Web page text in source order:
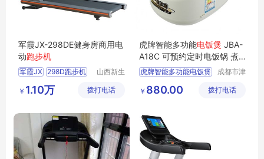
军霞JX-298DE健身房商用电
动跑步机
军霞JX
298D跑步机
跑步机 军霞跑步机
山西新生
材有限公
￥ 1.10万 拨打电话
虎牌智能多功能电饭煲 JBA-
A18C 可预约定时电饭锅 煮
饭煮粥电锅
虎牌智能多功能电饭煲
可预约定时电饭锅
煮饭煮粥电锅
成都市津
技有限公
￥ 880.00 拨打电话